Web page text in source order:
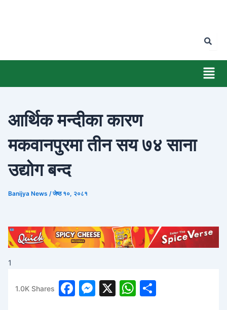
आर्थिक मन्दीका कारण
मकवानपुरमा तीन सय ७४ साना
उद्योग बन्द
Banijya News /जेष्ठ १०, २०८१
1
1.0K Shares
F
M X
W